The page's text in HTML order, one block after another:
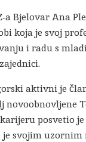
a Bjelovar Ana
koja je svoj
i radu s
aktivni je
novoobnovljene
posvetio
svojim uzornim